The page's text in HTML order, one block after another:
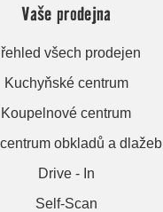
Vaše prodejna
všech prodejen
Kuchyňské centrum
Koupelnové centrum
obkladů a dlažeb
Drive - In
Self-Scan